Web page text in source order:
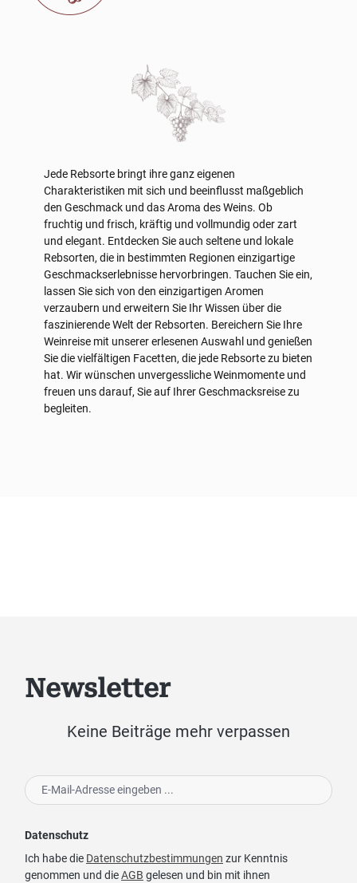
Newsletter
Keine Beiträge mehr verpassen
Datenschutz
Ich habe die Datenschutzbestimmungen zur Kenntnis
genommen und dieAGB gelesen und bin mit ihnen
Jede Rebsorte bringt ihre ganz eigenen
Charakteristiken mit sich und beeinflusst maßgeblich
den Geschmack und das Aroma des Weins. Ob
fruchtig und frisch, kräftig und vollmundig oder zart
und elegant. Entdecken Sie auch seltene und lokale
Rebsorten, die in bestimmten Regionen einzigartige
Geschmackserlebnisse hervorbringen. Tauchen Sie ein,
lassen Sie sich von den einzigartigen Aromen
verzaubern und erweitern Sie Ihr Wissen über die
faszinierende Welt der Rebsorten. Bereichern Sie Ihre
Weinreise mit unserer erlesenen Auswahl und genießen
Sie die vielfältigen Facetten, die jede Rebsorte zu bieten
hat. Wir wünschen unvergessliche Weinmomente und
freuen uns darauf, Sie auf Ihrer Geschmacksreise zu
begleiten.